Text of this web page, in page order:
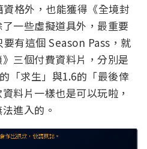
格外，也能獲得《全境封
一些虛擬道具外，最重要
有這個 Season Pass，就
三個付費資料片，分別是
「求生」與1.6的「最後倖
料片一樣也是可以玩啦，
進入的。